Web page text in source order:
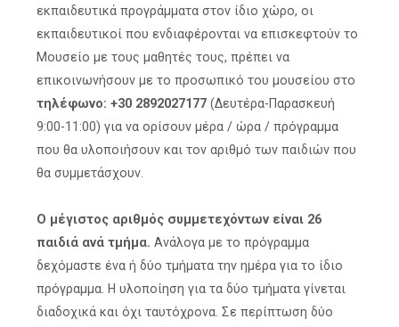
εκπαιδευτικά προγράμματα στον ίδιο χώρο, οι
εκπαιδευτικοί που ενδιαφέρονται να επισκεφτούν το
Μουσείο με τους μαθητές τους, πρέπει να
επικοινωνήσουν με το προσωπικό του μουσείου στο
τηλέφωνο: +30 2892027177(Δευτέρα-Παρασκευή
9:00-11:00) για να ορίσουν μέρα / ώρα / πρόγραμμα
που θα υλοποιήσουν και τον αριθμό των παιδιών που
θα συμμετάσχουν.
Ο μέγιστος αριθμός συμμετεχόντων είναι 26
παιδιά ανά τμήμα. Ανάλογα με το πρόγραμμα
δεχόμαστε ένα ή δύο τμήματα την ημέρα για το ίδιο
πρόγραμμα. Η υλοποίηση για τα δύο τμήματα γίνεται
διαδοχικά και όχι ταυτόχρονα. Σε περίπτωση δύο